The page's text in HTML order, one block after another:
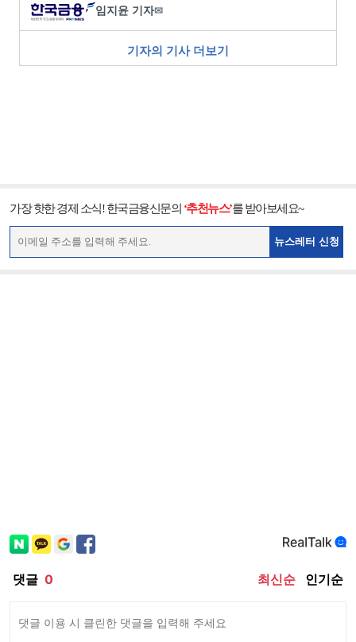
임지윤 기자✉
기자의 기사 더보기
가장 핫한 경제 소식! 한국금융신문의 ‘추천뉴스’를 받아보세요~
뉴스레터 신청